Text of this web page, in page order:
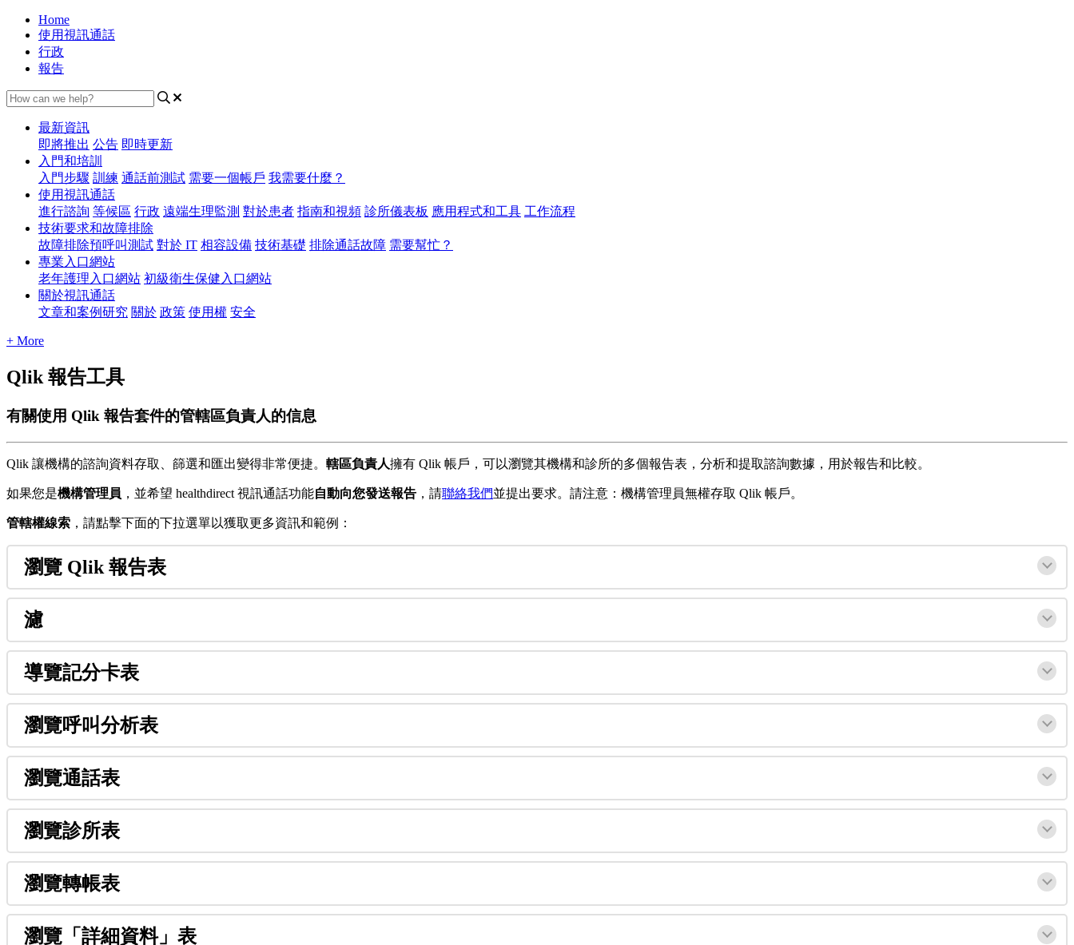
Home
使用視訊通話
行政
報告
最新資訊
即將推出 公告 即時更新
入門和培訓
入門步驟 訓練 通話前測試 需要一個帳戶 我需要什麼？
使用視訊通話
進行諮詢 等候區 行政 遠端生理監測 對於患者 指南和視頻 診所儀表板 應用程式和工具 工作流程
技術要求和故障排除
故障排除預呼叫測試 對於 IT 相容設備 技術基礎 排除通話故障 需要幫忙？
專業入口網站
老年護理入口網站 初級衛生保健入口網站
關於視訊通話
文章和案例研究 關於 政策 使用權 安全
+ More
Qlik 報告工具
有關使用 Qlik 報告套件的管轄區負責人的信息
Qlik 讓機構的諮詢資料存取 篩選和匯出變得非常便捷。 轄區負責人擁有 Qlik 帳戶 ， 可以瀏覽其機構和診所的多個報告表 ， 分析和提取諮詢數據 ， 用於報告和比較。
如果您是機構管理 員 ， 並希望 healthdirect 視訊通話功能自動向您發送報告 ， 請聯絡我們並提出要求。 請注意 ： 機構管理 員無權存取 Qlik 帳戶。
管轄權線索 ， 請點擊下面的下拉選單以獲取更多資訊和範例 ：
瀏覽 Qlik 報告表
濾
導覽記分卡表
瀏覽呼叫分析表
瀏覽通話表
瀏覽診所表
瀏覽轉帳表
瀏覽 「 詳細資料」 表